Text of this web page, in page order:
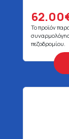
Το προϊόν
πεζοδρομίου.